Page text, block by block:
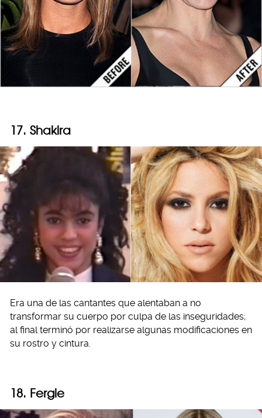
17. Shakira
Era una de las cantantes que alentaban a no
transformar su cuerpo por culpa de las inseguridades;
al final terminó por realizarse algunas modificaciones en
su rostro y cintura.
18. Fergie